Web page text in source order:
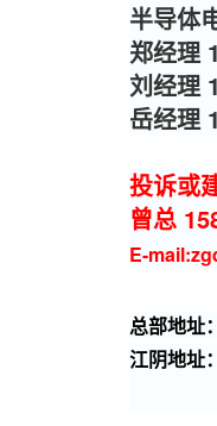
半导体
郑经理
刘经理
岳经理
投诉或
曾总
E-
总部地址
江阴地址